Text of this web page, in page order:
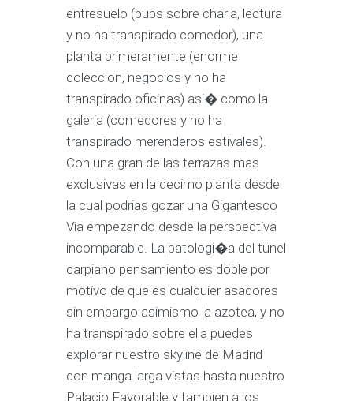
entresuelo (pubs sobre charla, lectura
y no ha transpirado comedor), una
planta primeramente (enorme
coleccion, negocios y no ha
transpirado oficinas) asi� como la
galeria (comedores y no ha
transpirado merenderos estivales).
Con una gran de las terrazas mas
exclusivas en la decimo planta desde
la cual podrias gozar una Gigantesco
Via empezando desde la perspectiva
incomparable. La patologi�a del tunel
carpiano pensamiento es doble por
motivo de que es cualquier asadores
sin embargo asimismo la azotea, y no
ha transpirado sobre ella puedes
explorar nuestro skyline de Madrid
con manga larga vistas hasta nuestro
Palacio Favorable y tambien a los